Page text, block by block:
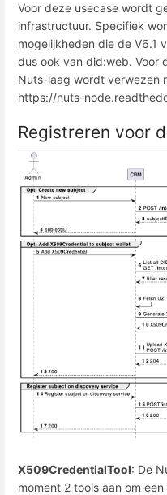
Voor deze usecase wordt
infrastructuur. Specifiek
mogelijkheden die de V6.1
dus ook van did:web. Voor
Nuts-laag wordt verwezen
https://nuts-
Registreren voor
X509CredentialTool: De
moment 2 tools aan om